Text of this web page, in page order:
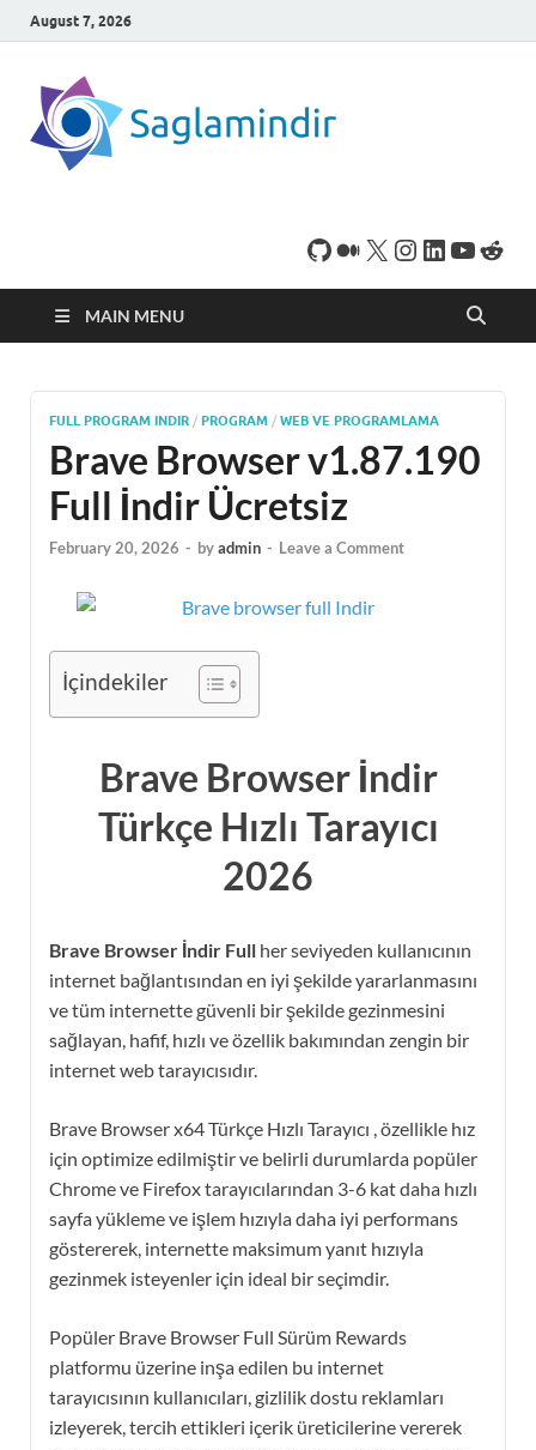
August 7, 2026
indirebileceğiniz sade
bir indirme sitesidir.
MAIN MENU
FULL PROGRAM INDIR / PROGRAM / WEB VE PROGRAMLAMA
Brave Browser v1.87.190
Full İndir Ücretsiz
February 20, 2026 - byadmin - Leave a Comment
İçindekiler
Brave Browser İndir
Türkçe Hızlı Tarayıcı
2026
Brave Browser İndir Full her seviyeden kullanıcının
internet bağlantısından en iyi şekilde yararlanmasını
ve tüm internette güvenli bir şekilde gezinmesini
sağlayan, hafif, hızlı ve özellik bakımından zengin bir
internet web tarayıcısıdır.
Brave Browser x64 Türkçe Hızlı Tarayıcı , özellikle hız
için optimize edilmiştir ve belirli durumlarda popüler
Chrome ve Firefox tarayıcılarından 3-6 kat daha hızlı
sayfa yükleme ve işlem hızıyla daha iyi performans
göstererek, internette maksimum yanıt hızıyla
gezinmek isteyenler için ideal bir seçimdir.
Popüler Brave Browser Full Sürüm Rewards
platformu üzerine inşa edilen bu internet
tarayıcısının kullanıcıları, gizlilik dostu reklamları
izleyerek, tercih ettikleri içerik üreticilerine vererek